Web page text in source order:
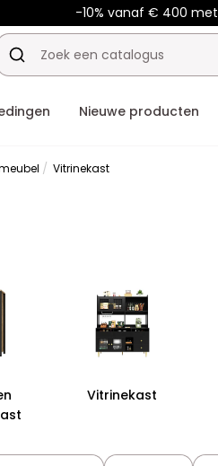
-10% vanaf € 400 met
Nieuwe producten
Vitrinekast
Vitrinekast